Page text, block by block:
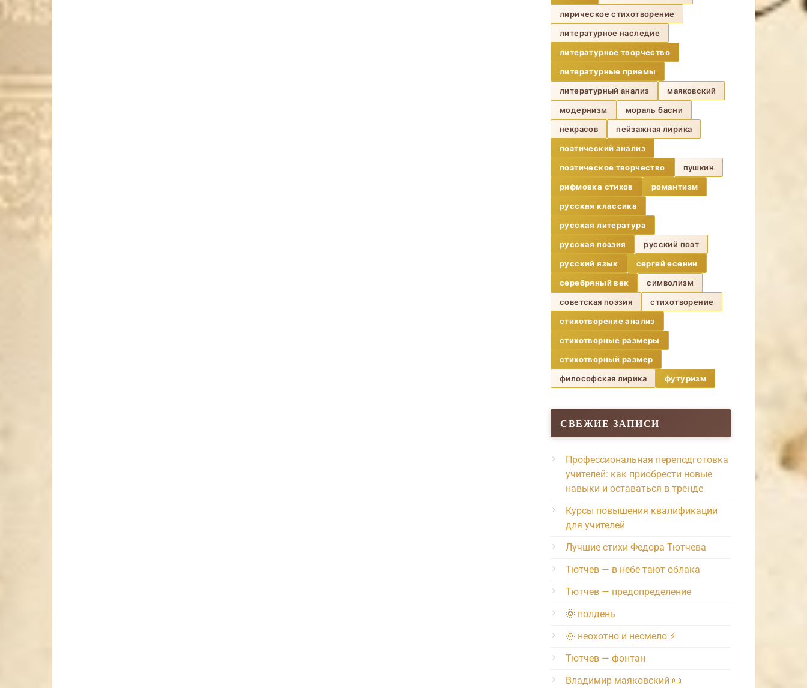
лирическое стихотворение
литературное наследие
литературное творчество
литературные приемы
литературный анализ
маяковский
модернизм
мораль басни
некрасов
пейзажная лирика
поэтический анализ
поэтическое творчество
пушкин
рифмовка стихов
романтизм
русская классика
русская литература
русская поэзия
русский поэт
русский язык
сергей есенин
серебряный век
символизм
советская поэзия
стихотворение
стихотворение анализ
стихотворные размеры
стихотворный размер
философская лирика
футуризм
СВЕЖИЕ ЗАПИСИ
Профессиональная переподготовка
учителей: как приобрести новые
навыки и оставаться в тренде
Курсы повышения квалификации
для учителей
Лучшие стихи Федора Тютчева
Тютчев — в небе тают облака
Тютчев — предопределение
🌞 полдень
🌞 неохотно и несмело ⚡️
Тютчев — фонтан
Владимир маяковский 📜